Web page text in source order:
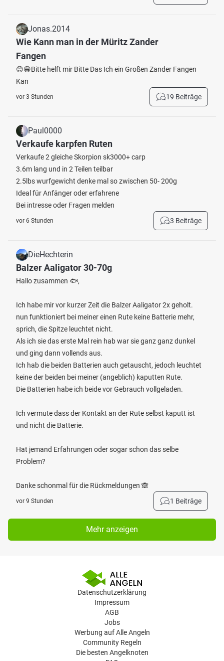
Jonas.2014
Wie Kann man in der Müritz Zander
Fangen
😊😁Bitte helft mir Bitte Das Ich ein Großen Zander Fangen
Kan
vor 3 Stunden 19 Beiträge
Paul0000
Verkaufe karpfen Ruten
Verkaufe 2 gleiche Skorpion sk3000+ carp
3.6m lang und in 2 Teilen teilbar
2.5lbs wurfgewicht denke mal so zwischen 50- 200g
Ideal für Anfänger oder erfahrene
Bei intresse oder Fragen melden
vor 6 Stunden 3 Beiträge
DieHechterin
Balzer Aaligator 30-70g
Hallo zusammen 🐟,
Ich habe mir vor kurzer Zeit die Balzer Aaligator 2x geholt.
nun funktioniert bei meiner einen Rute keine Batterie mehr,
sprich, die Spitze leuchtet nicht.
Als ich sie das erste Mal rein hab war sie ganz ganz dunkel
und ging dann vollends aus.
Ich hab die beiden Batterien auch getauscht, jedoch leuchtet
keine der beiden bei meiner (angeblich) kaputten Rute.
Die Batterien habe ich beide vor Gebrauch vollgeladen.
Ich vermute dass der Kontakt an der Rute selbst kaputt ist
und nicht die Batterie.
Hat jemand Erfahrungen oder sogar schon das selbe
Problem?
Danke schonmal für die Rückmeldungen 🙈
vor 9 Stunden 1 Beiträge
Mehr anzeigen
Datenschutzerklärung
Impressum
AGB
Jobs
Werbung auf Alle Angeln
Community Regeln
Die besten Angelknoten